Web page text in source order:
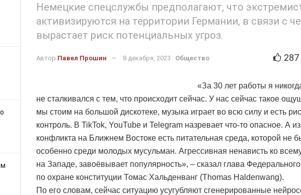
Немецкие спецслужбы предполагают, что
активизируются на территории Германии, в связи с
вырастает риск потенциальных угроз.
Автор Павел Прошин 8 декабря, 2023 Общество 287
«За 30 лет работы я
не сталкивался с тем, что происходит сейчас. У нас сейчас такое
мы стоим на большой дискотеке, музыка играет во всю силу и есть
контроль. В TikTok, YouTube и Telegram назревает что-то опасное. А
конфликта на Ближнем Востоке есть питательная среда, которой не
особенно среди молодых мусульман. Агрессивная ненависть ко
на Западе, завоёвывает популярность», – сказал глава
по охране конституции Томас Хальденванг (Thomas Haldenwang).
По его словам, сейчас ситуацию усугубляют сгенерированные